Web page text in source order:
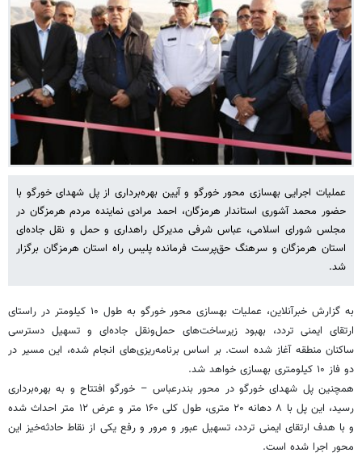
عملیات اجرایی بهسازی محور خورگو و آیین بهره‌برداری از پل شهدای خورگو با
حضور محمد آشوری استاندار هرمزگان، احمد مرادی نماینده مردم هرمزگان در
مجلس شورای اسلامی، عباس شرفی مدیرکل راهداری و حمل و نقل جاده‌ای
استان هرمزگان و سرهنگ حق‌پرست فرمانده پلیس راه استان هرمزگان برگزار
شد.
به گزارش خبرآنلاین، عملیات بهسازی محور خورگو به طول ۱۰ کیلومتر در راستای
ارتقای ایمنی تردد، بهبود زیرساخت‌های حمل‌ونقل جاده‌ای و تسهیل دسترسی
ساکنان منطقه آغاز شده است. بر اساس برنامه‌ریزی‌های انجام شده، این مسیر در
دو فاز ۱۰ کیلومتری بهسازی خواهد شد.
همچنین پل شهدای خورگو در محور بندرعباس – خورگو افتتاح و به بهره‌برداری
رسید، این پل با ۸ دهانه ۲۰ متری، طول کلی ۱۶۰ متر و عرض ۱۲ متر احداث شده
و با هدف ارتقای ایمنی تردد، تسهیل عبور و مرور و رفع یکی از نقاط حادثه‌خیز این
محور اجرا شده است.